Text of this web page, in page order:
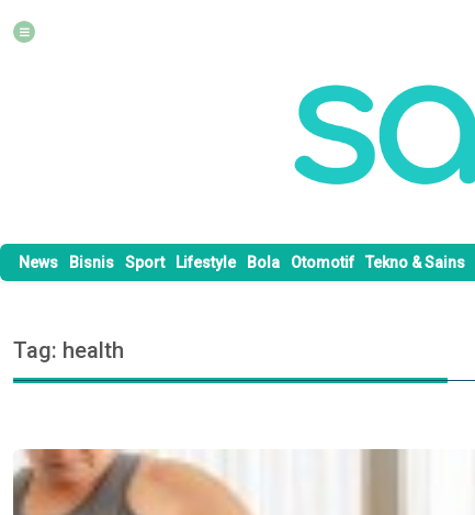
News Bisnis Sport Lifestyle Bola Otomotif Tekno & Sains
Tag: health